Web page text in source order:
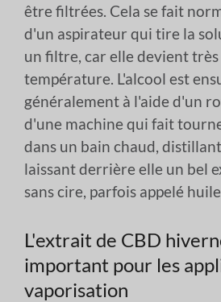
être filtrées. Cela se fait
d'un aspirateur qui tire la
un filtre, car elle devient très
température. L'alcool est
généralement à l'aide d'un
d'une machine qui fait
dans un bain chaud,
laissant derrière elle un bel
sans cire, parfois appelé
L'extrait de CBD
important pour les
vaporisation